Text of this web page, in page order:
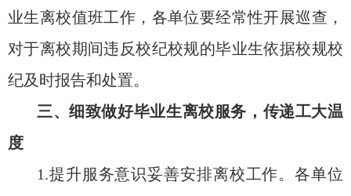
业生离校值班工作，各单位要经常性开展巡查，
对于离校期间违反校纪校规的毕业生依据校规校
纪及时报告和处置。
三、细致做好毕业生离校服务，传递工大温
度
1.提升服务意识妥善安排离校工作。各单位